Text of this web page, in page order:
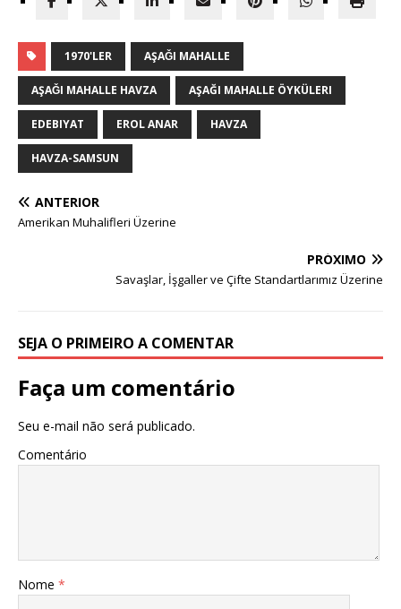
1970'LER AŞAǦI MAHALLE
AŞAǦI MAHALLE HAVZA AŞAĞI MAHALLE ÖYKÜLERI
EDEBIYAT EROL ANAR HAVZA
HAVZA-SAMSUN
ANTERIOR
Amerikan Muhalifleri Üzerine
PRÓXIMO
Savaşlar, İşgaller ve Çifte Standartlarımız Üzerine
SEJA O PRIMEIRO A COMENTAR
Faça um comentário
Seu e-mail não será publicado.
Comentário
Nome *